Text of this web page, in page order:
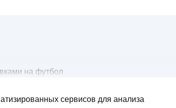
на футбол
сервисов для анализа